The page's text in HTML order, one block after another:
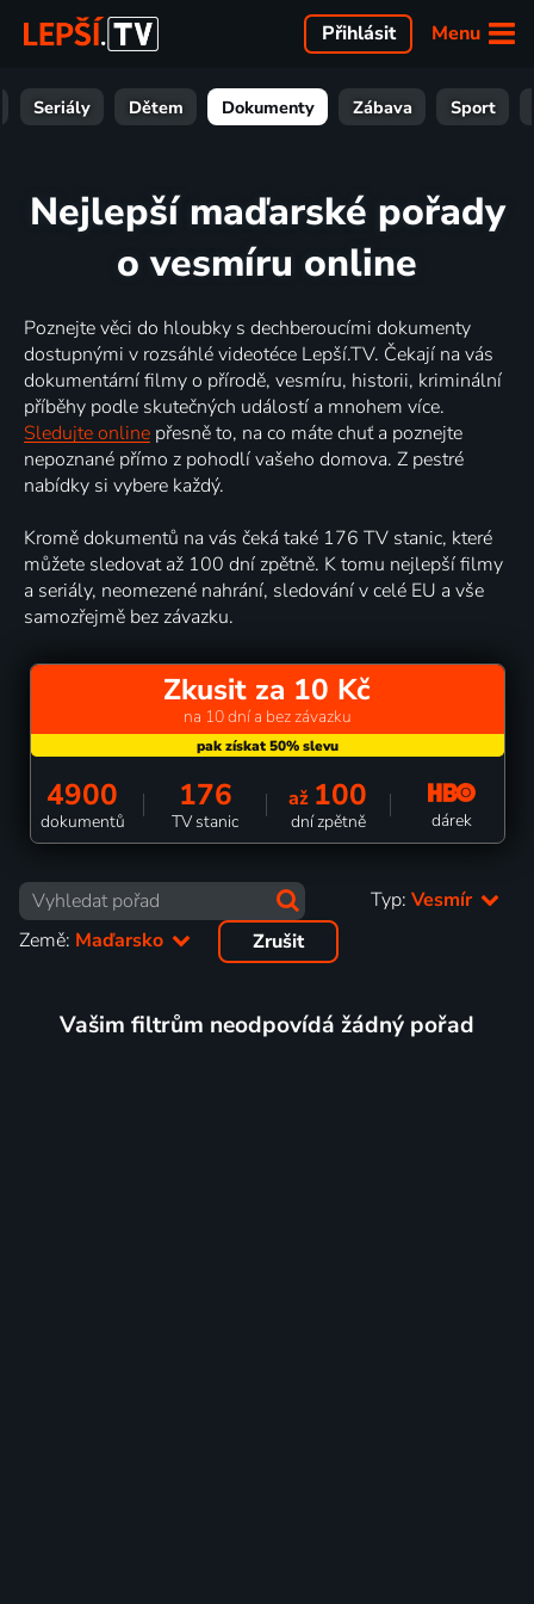
Menu
Přihlásit
Seriály Dětem Dokumenty Zábava Sport
Nejlepší maďarské pořady
o vesmíru online
Poznejte věci do hloubky s dechberoucími dokumenty
dostupnými v rozsáhlé videotéce Lepší.TV. Čekají na vás
dokumentární filmy o přírodě, vesmíru, historii, kriminální
příběhy podle skutečných událostí a mnohem více.
Sledujte online přesně to, na co máte chuť a poznejte
nepoznané přímo z pohodlí vašeho domova. Z pestré
nabídky si vybere každý.
Kromě dokumentů na vás čeká také 176 TV stanic, které
můžete sledovat až 100 dní zpětně. K tomu nejlepší filmy
a seriály, neomezené nahrání, sledování v celé EU a vše
samozřejmě bez závazku.
Zkusit za 10 Kč
na 10 dní a bez závazku
4900
dokumentů
176
TV stanic
až 100
dní zpětně dárek
Typ: Vesmír
Země: Maďarsko Zrušit
Vašim filtrům neodpovídá žádný pořad